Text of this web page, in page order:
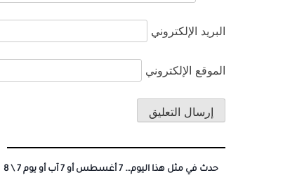
البريد الإلكتروني
الموقع الإلكتروني
حدث في مثل هذا اليوم… 7 أغسطس أو 7 آب أو يوم 7 \ 8